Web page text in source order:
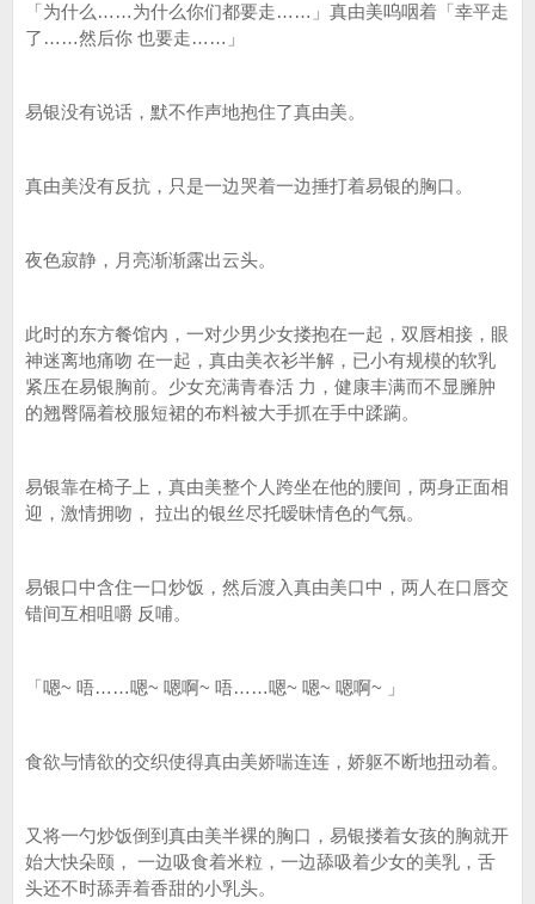
「为什么……为什么你们都要走……」真由美呜咽着「幸平走
了……然后你 也要走……」
易银没有说话，默不作声地抱住了真由美。
真由美没有反抗，只是一边哭着一边捶打着易银的胸口。
夜色寂静，月亮渐渐露出云头。
此时的东方餐馆内，一对少男少女搂抱在一起，双唇相接，眼
神迷离地痛吻 在一起，真由美衣衫半解，已小有规模的软乳
紧压在易银胸前。少女充满青春活 力，健康丰满而不显臃肿
的翘臀隔着校服短裙的布料被大手抓在手中蹂躏。
易银靠在椅子上，真由美整个人跨坐在他的腰间，两身正面相
迎，激情拥吻， 拉出的银丝尽托暧昧情色的气氛。
易银口中含住一口炒饭，然后渡入真由美口中，两人在口唇交
错间互相咀嚼 反哺。
「嗯~ 唔……嗯~ 嗯啊~ 唔……嗯~ 嗯~ 嗯啊~ 」
食欲与情欲的交织使得真由美娇喘连连，娇躯不断地扭动着。
又将一勺炒饭倒到真由美半裸的胸口，易银搂着女孩的胸就开
始大快朵颐， 一边吸食着米粒，一边舔吸着少女的美乳，舌
头还不时舔弄着香甜的小乳头。